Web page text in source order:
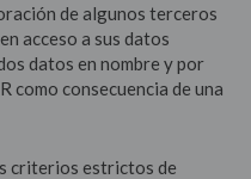
de algunos terceros
acceso a sus datos
datos en nombre y por
como consecuencia de una
criterios estrictos de